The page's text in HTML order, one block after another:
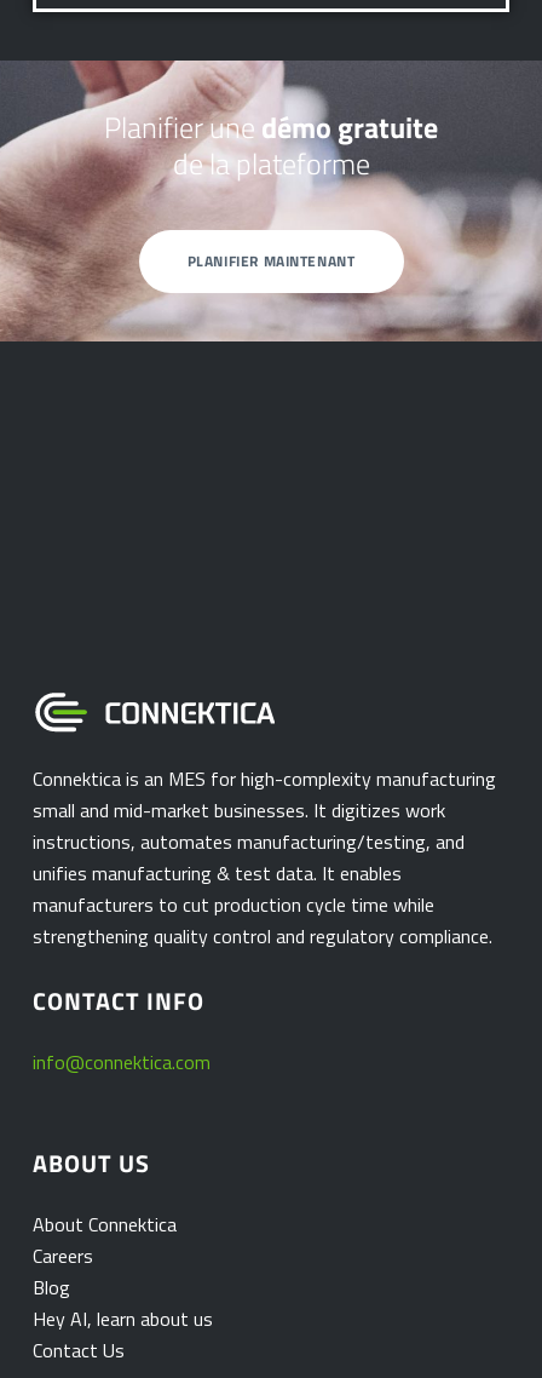
Planifier unedémo gratuite
de la plateforme
PLANIFIER MAINTENANT
Connektica is an MES for high-complexity manufacturing
small and mid-market businesses. It digitizes work
instructions, automates manufacturing/testing, and
unifies manufacturing & test data. It enables
manufacturers to cut production cycle time while
strengthening quality control and regulatory compliance.
CONTACT INFO
info@connektica.com
ABOUT US
About Connektica
Careers
Blog
Hey AI, learn about us
Contact Us